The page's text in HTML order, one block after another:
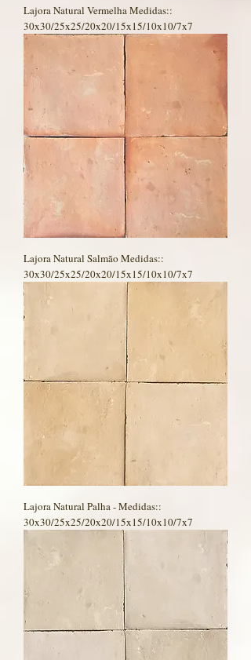
Lajora Natural Vermelha Medidas::
30x30/25x25/20x20/15x15/10x10/7x7
Lajora Natural Salmão Medidas::
30x30/25x25/20x20/15x15/10x10/7x7
Lajora Natural Palha - Medidas::
30x30/25x25/20x20/15x15/10x10/7x7